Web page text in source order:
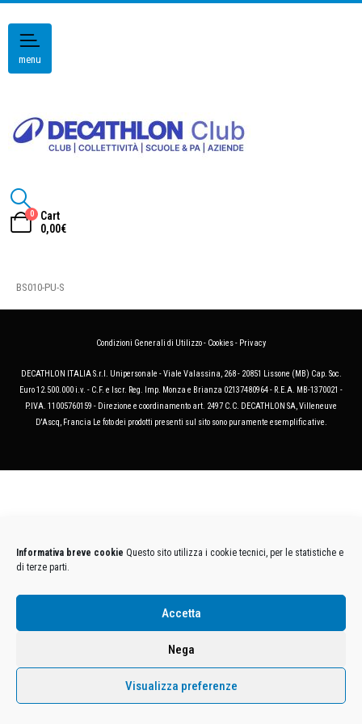
Informativa breve cookie Questo sito utilizza i cookie tecnici, per le statistiche e
di terze parti.
Accetta
Nega
Visualizza preferenze
menu
0
Cart
0,00€
BS010-PU-S
Condizioni Generali di Utilizzo- Cookies- Privacy
DECATHLON ITALIA S.r.l. Unipersonale - Viale Valassina, 268 - 20851 Lissone (MB) Cap. Soc.
Euro 12.500.000 i.v. - C.F. e Iscr. Reg. Imp. Monza e Brianza 02137480964 - R.E.A. MB-1370021 -
P.IVA. 11005760159 - Direzione e coordinamento art. 2497 C.C. DECATHLON SA, Villeneuve
D'Ascq, Francia Le foto dei prodotti presenti sul sito sono puramente esemplificative.